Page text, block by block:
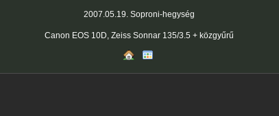
2007.05.19. Soproni-hegység
Canon EOS 10D, Zeiss Sonnar 135/3.5 + közgyűrű